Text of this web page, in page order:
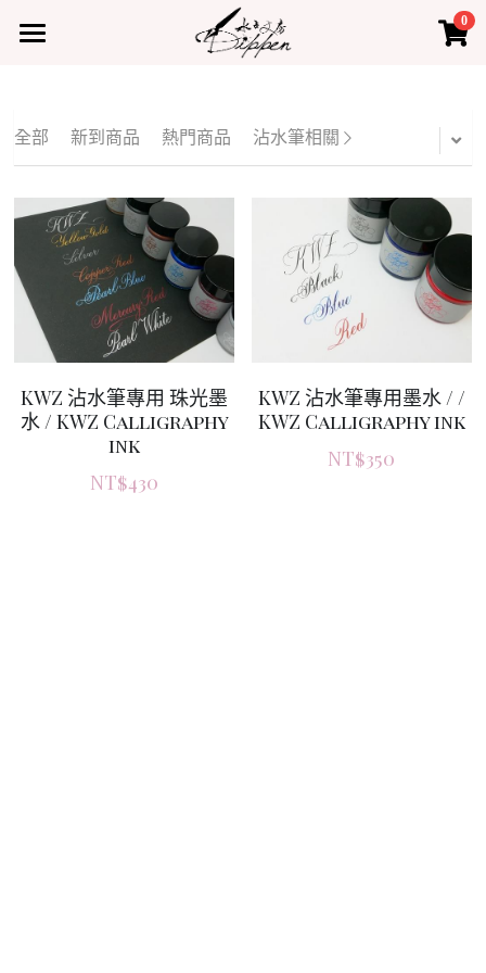
0
產品
聯絡我們
登錄
全部 新到商品 熱門商品 沾水筆相關
KWZ 沾水筆專用 珠光墨
水 / KWZ Calligraphy
ink
NT$430
KWZ 沾水筆專用墨水 / /
KWZ Calligraphy ink
NT$350
×
商品分類
熱門商品
×
部落格分類
最新課程
水占小教室